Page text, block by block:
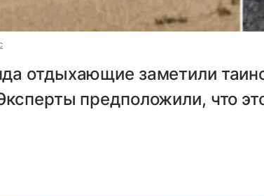
отдыхающие заметили
предположили, что